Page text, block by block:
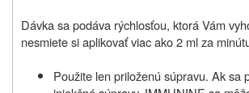
Dávka sa podáva rýchlosťou, ktorá Vám
nesmiete si aplikovať viac ako 2 ml za
Použite len priloženú súpravu. Ak sa